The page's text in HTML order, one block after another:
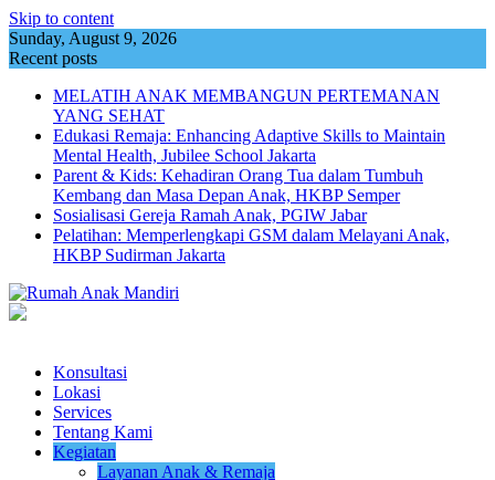
Skip to content
Sunday, August 9, 2026
Recent posts
MELATIH ANAK MEMBANGUN PERTEMANAN
YANG SEHAT
Edukasi Remaja: Enhancing Adaptive Skills to Maintain
Mental Health, Jubilee School Jakarta
Parent & Kids: Kehadiran Orang Tua dalam Tumbuh
Kembang dan Masa Depan Anak, HKBP Semper
Sosialisasi Gereja Ramah Anak, PGIW Jabar
Pelatihan: Memperlengkapi GSM dalam Melayani Anak,
HKBP Sudirman Jakarta
Konsultasi
Lokasi
Services
Tentang Kami
Kegiatan
Layanan Anak & Remaja